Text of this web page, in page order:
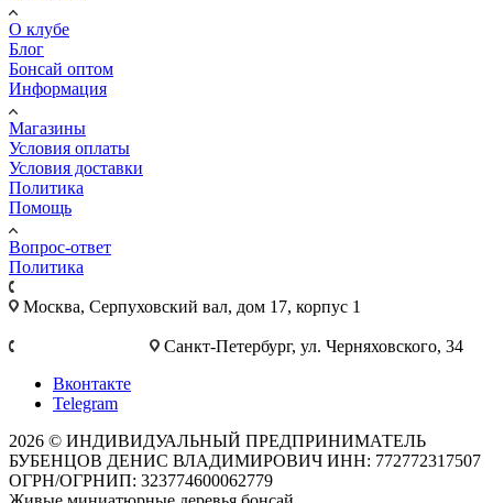
О клубе
Блог
Бонсай оптом
Информация
Магазины
Условия оплаты
Условия доставки
Политика
Помощь
Вопрос-ответ
Политика
Москва, Cерпуховский вал, дом 17, корпус 1
Санкт-Петербург, ул. Черняховского, 34
Вконтакте
Telegram
2026 © ИНДИВИДУАЛЬНЫЙ ПРЕДПРИНИМАТЕЛЬ
БУБЕНЦОВ ДЕНИС ВЛАДИМИРОВИЧ ИНН: 772772317507
ОГРН/ОГРНИП: 323774600062779